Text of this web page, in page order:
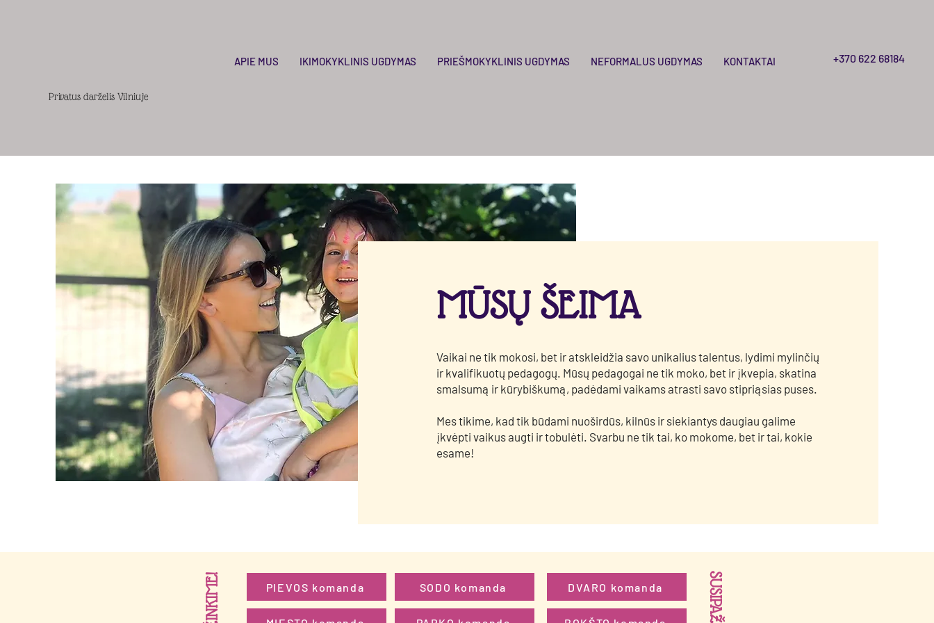
Privatus darželis Vilniuje
APIE MUS IKIMOKYKLINIS UGDYMAS PRIEŠMOKYKLINIS UGDYMAS NEFORMALUS UGDYMAS KONTAKTAI +370 622 68184
MŪSŲ ŠEIMA
Vaikai ne tik mokosi, bet ir atskleidžia savo unikalius talentus, lydimi mylinčių
ir kvalifikuotų pedagogų. Mūsų pedagogai ne tik moko, bet ir įkvepia, skatina
smalsumą ir kūrybiškumą, padėdami vaikams atrasti savo stipriąsias puses.
Mes tikime, kad tik būdami nuoširdūs, kilnūs ir siekiantys daugiau galime
įkvėpti vaikus augti ir tobulėti. Svarbu ne tik tai, ko mokome, bet ir tai, kokie
esame!
PIEVOS komanda SODO komanda DVARO komanda